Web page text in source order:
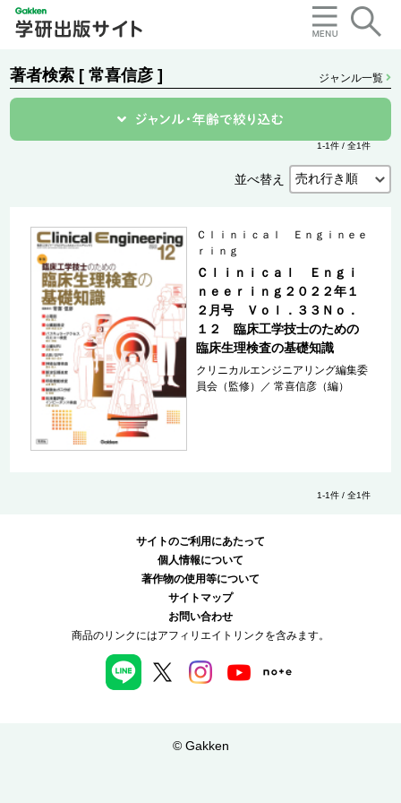
著者検索 [ 常喜信彦 ] ジャンル一覧
1-1件 / 全1件
並べ替え
Ｃｌｉｎｉｃａｌ Ｅｎｇｉｎｅｅ
ｒｉｎｇ
Ｃｌｉｎｉｃａｌ Ｅｎｇｉ
ｎｅｅｒｉｎｇ２０２２年１
２月号 Ｖｏｌ．３３Ｎｏ．
１２ 臨床工学技士のための
臨床生理検査の基礎知識
クリニカルエンジニアリング編集委
員会（監修）
／常喜信彦（編）
1-1件 / 全1件
サイトのご利用にあたって
個人情報について
著作物の使用等について
サイトマップ
お問い合わせ
商品のリンクにはアフィリエイトリンクを含みます。
© Gakken